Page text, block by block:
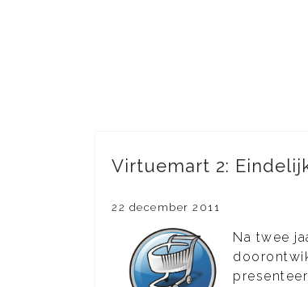
Virtuemart 2:
22 december 2011
Na twee